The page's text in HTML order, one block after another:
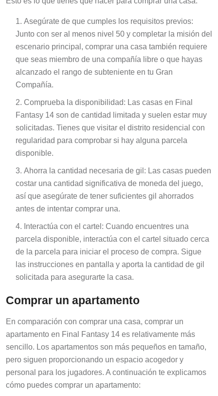
Asegúrate de que cumples los requisitos previos:
Junto con ser al menos nivel 50 y completar la misión del
escenario principal, comprar una casa también requiere
que seas miembro de una compañía libre o que hayas
alcanzado el rango de subteniente en tu Gran
Compañía.
Comprueba la disponibilidad: Las casas en Final
Fantasy 14 son de cantidad limitada y suelen estar muy
solicitadas. Tienes que visitar el distrito residencial con
regularidad para comprobar si hay alguna parcela
disponible.
Ahorra la cantidad necesaria de gil: Las casas pueden
costar una cantidad significativa de moneda del juego,
así que asegúrate de tener suficientes gil ahorrados
antes de intentar comprar una.
Interactúa con el cartel: Cuando encuentres una
parcela disponible, interactúa con el cartel situado cerca
de la parcela para iniciar el proceso de compra. Sigue
las instrucciones en pantalla y aporta la cantidad de gil
solicitada para asegurarte la casa.
Comprar un apartamento
En comparación con comprar una casa, comprar un
apartamento en Final Fantasy 14 es relativamente más
sencillo. Los apartamentos son más pequeños en tamaño,
pero siguen proporcionando un espacio acogedor y
personal para los jugadores. A continuación te explicamos
cómo puedes comprar un apartamento: